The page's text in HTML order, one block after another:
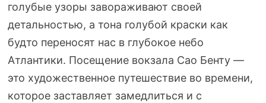
голубые узоры завораживают своей
детальностью, а тона голубой краски как
будто переносят нас в глубокое небо
Атлантики. Посещение вокзала Сао Бенту —
это художественное путешествие во времени,
которое заставляет замедлиться и с